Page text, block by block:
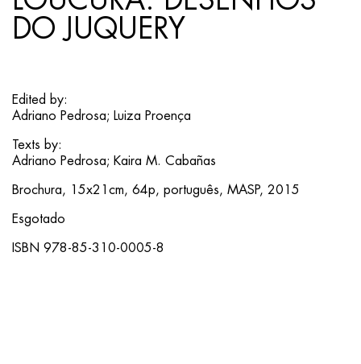
DO JUQUERY
Edited by:
Adriano Pedrosa; Luiza Proença
Texts by:
Adriano Pedrosa; Kaira M. Cabañas
Brochura, 15x21cm, 64p, português, MASP, 2015
Esgotado
ISBN 978-85-310-0005-8